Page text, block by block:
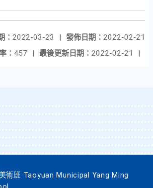
發佈日期： 2022-02-21
： 2022-03-23
|
最後更新日期： 2022-02-21 |
： 457 |
術班 Taoyuan Municipal Yang Ming